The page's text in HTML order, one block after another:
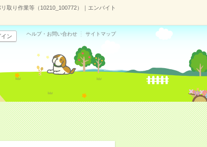
取り作業等（10210_100772）｜エンバイト
イン ヘルプ・お問い合わせ サイトマップ